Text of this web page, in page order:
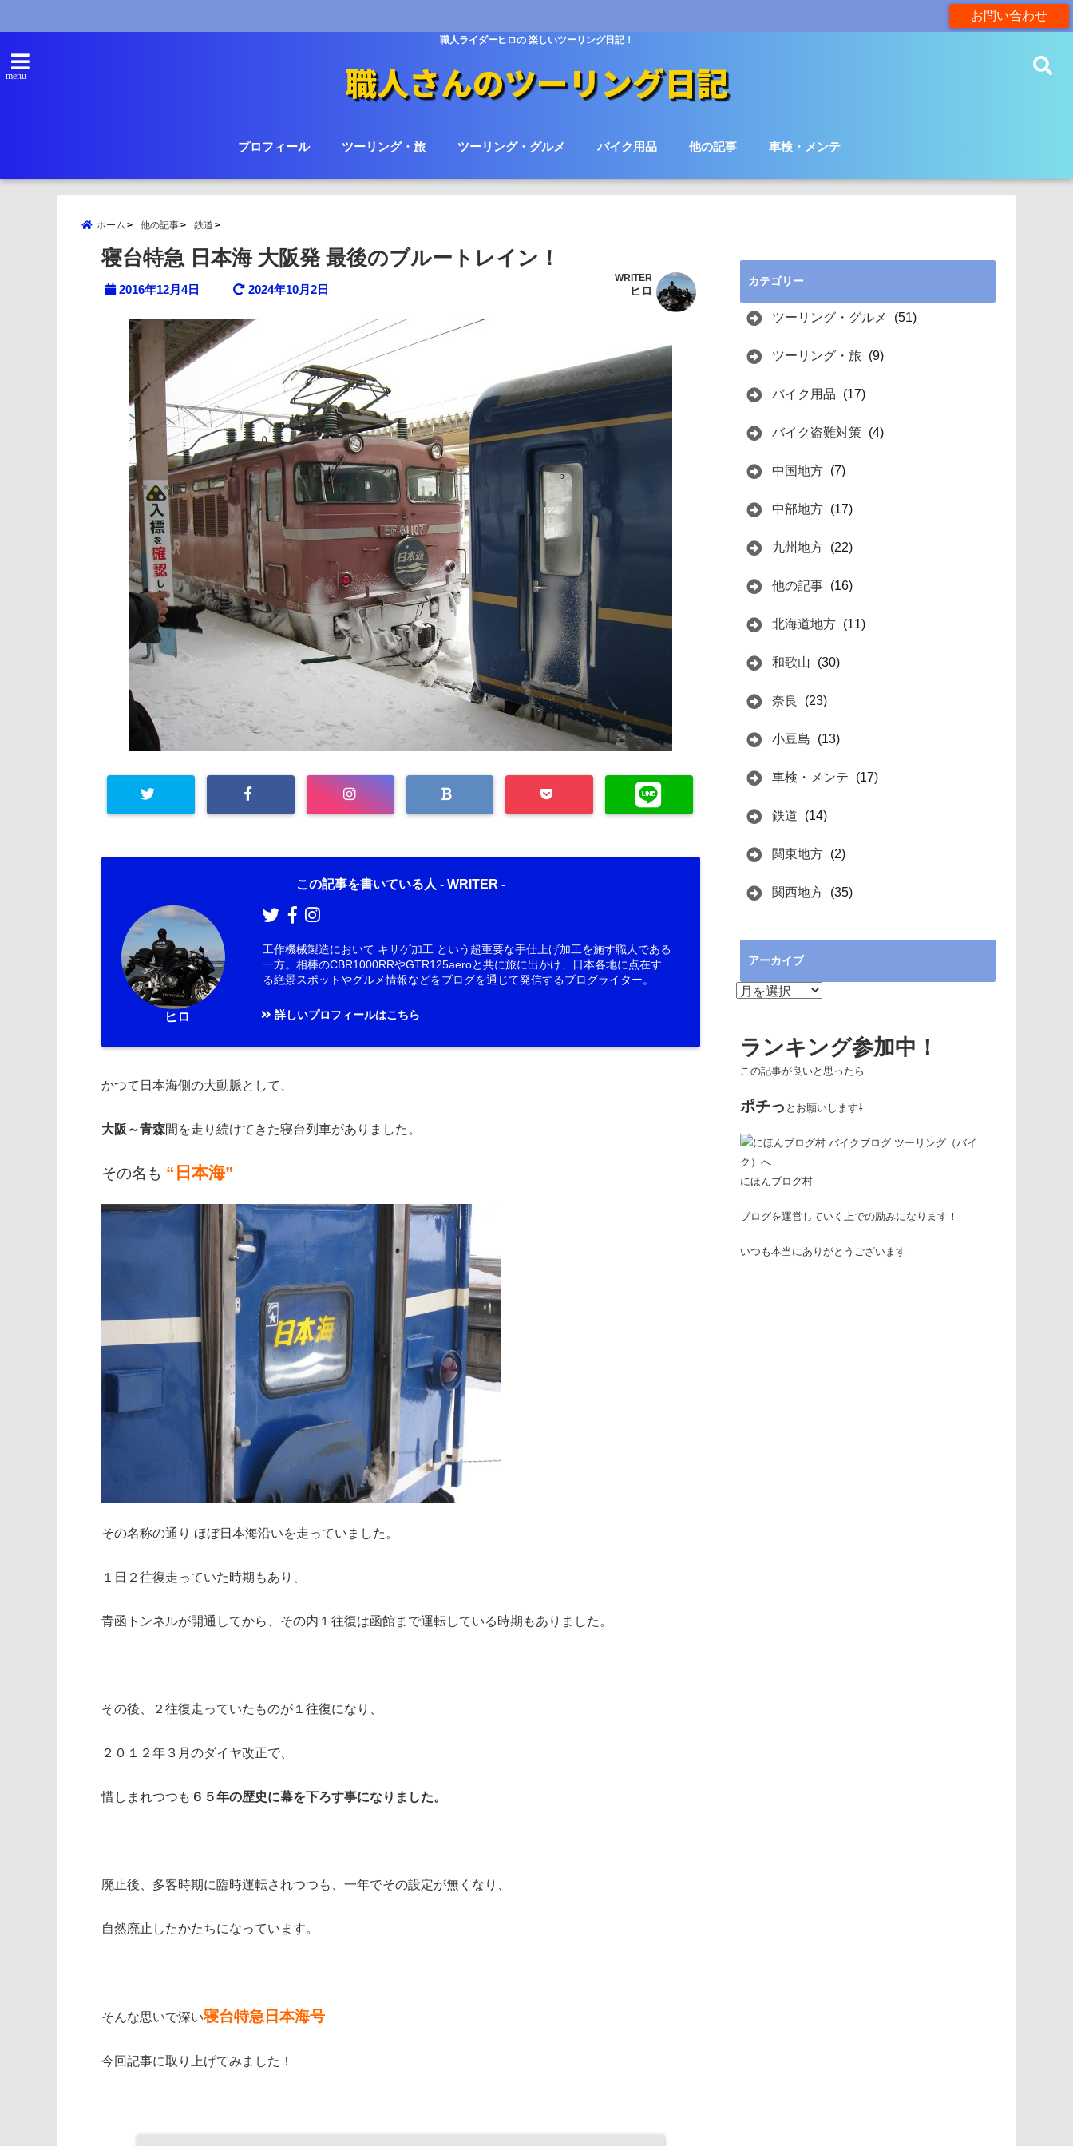
お問い合わせ
職人ライダーヒロの 楽しいツーリング日記！
menu
プロフィール ツーリング・旅 ツーリング・グルメ バイク用品 他の記事 車検・メンテ
ホーム 他の記事 鉄道
寝台特急 日本海 大阪発 最後のブルートレイン！
2016年12月4日 2024年10月2日
WRITER
ヒロ
この記事を書いている人 - WRITER -
ヒロ
工作機械製造において キサゲ加工 という超重要な手仕上げ加工を施す職人である
一方。相棒のCBR1000RRやGTR125aeroと共に旅に出かけ、日本各地に点在す
る絶景スポットやグルメ情報などをブログを通じて発信するブログライター。
詳しいプロフィールはこちら
かつて日本海側の大動脈として、
大阪～青森間を走り続けてきた寝台列車がありました。
その名も “日本海”
その名称の通り ほぼ日本海沿いを走っていました。
１日２往復走っていた時期もあり、
青函トンネルが開通してから、その内１往復は函館まで運転している時期もありました。
その後、２往復走っていたものが１往復になり、
２０１２年３月のダイヤ改正で、
惜しまれつつも ６５年の歴史に幕を下ろす事になりました。
廃止後、多客時期に臨時運転されつつも、一年でその設定が無くなり、
自然廃止したかたちになっています。
そんな思いで深い寝台特急日本海号
今回記事に取り上げてみました！
カテゴリー
ツーリング・グルメ (51)
ツーリング・旅 (9)
バイク用品 (17)
バイク盗難対策 (4)
中国地方 (7)
中部地方 (17)
九州地方 (22)
他の記事 (16)
北海道地方 (11)
和歌山 (30)
奈良 (23)
小豆島 (13)
車検・メンテ (17)
鉄道 (14)
関東地方 (2)
関西地方 (35)
アーカイブ
ア
イ
ブ
ランキング参加中！
この記事が良いと思ったら
ポチっ とお願いします⇩
にほんブログ村
ブログを運営していく上での励みになります！
いつも本当にありがとうございます